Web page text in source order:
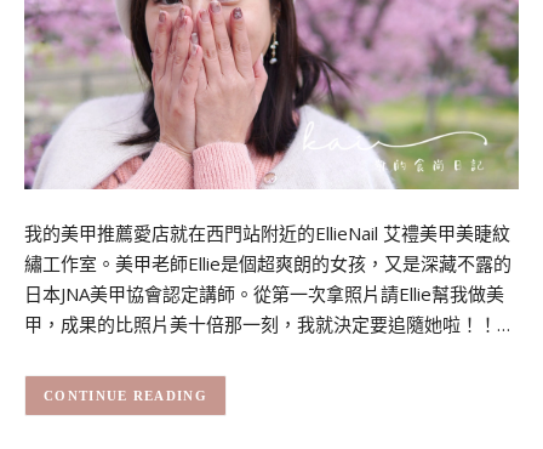
我的美甲推薦愛店就在西門站附近的EllieNail 艾禮美甲美睫紋
繡工作室。美甲老師Ellie是個超爽朗的女孩，又是深藏不露的
日本JNA美甲協會認定講師。從第一次拿照片請Ellie幫我做美
甲，成果的比照片美十倍那一刻，我就決定要追隨她啦！！…
CONTINUE READING